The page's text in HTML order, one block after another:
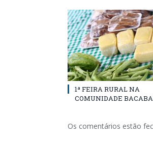
1ª FEIRA RURAL NA
COMUNIDADE
Os comentários estão